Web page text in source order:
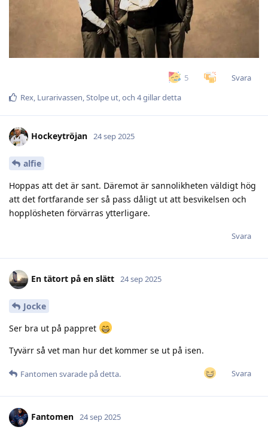
5
Svara
Rex, Lurarivassen,Stolpe ut, och 4gillar detta
Hockeytröjan 24 sep 2025
alfie
Hoppas att det är sant. Däremot är sannolikheten väldigt hög
att det fortfarande ser så pass dåligt ut att besvikelsen och
hopplösheten förvärras ytterligare.
Svara
En tätort på en slätt 24 sep 2025
Jocke
Ser bra ut på pappret
Tyvärr så vet man hur det kommer se ut på isen.
Svara
Fantomen svarade på detta.
Fantomen 24 sep 2025